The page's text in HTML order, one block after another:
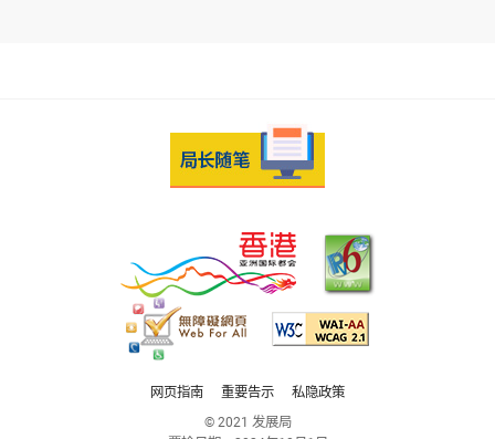
网页指南 重要告示
私隐政策
© 2021 发展局